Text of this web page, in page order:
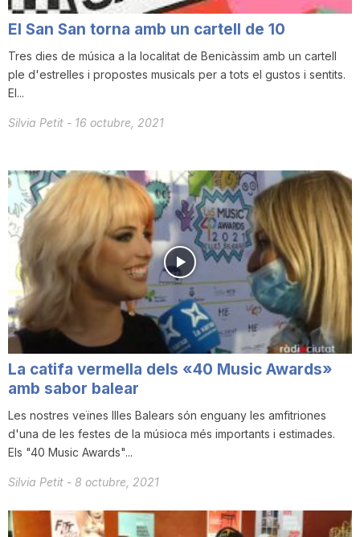
El San San torna amb un cartell de 10
Tres dies de música a la localitat de Benicàssim amb un cartell
ple d'estrelles i propostes musicals per a tots el gustos i sentits.
El...
Silvia Petit - 16 octubre, 2021
La catifa vermella dels «40 Music Awards»
amb sabor balear
Les nostres veïnes Illes Balears són enguany les amfitriones
d'una de les festes de la músioca més importants i estimades.
Els "40 Music Awards"...
Silvia Petit - 8 octubre, 2021